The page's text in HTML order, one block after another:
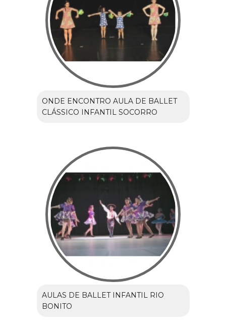
ONDE ENCONTRO AULA DE BALLET
CLÁSSICO INFANTIL SOCORRO
AULAS DE BALLET INFANTIL RIO
BONITO